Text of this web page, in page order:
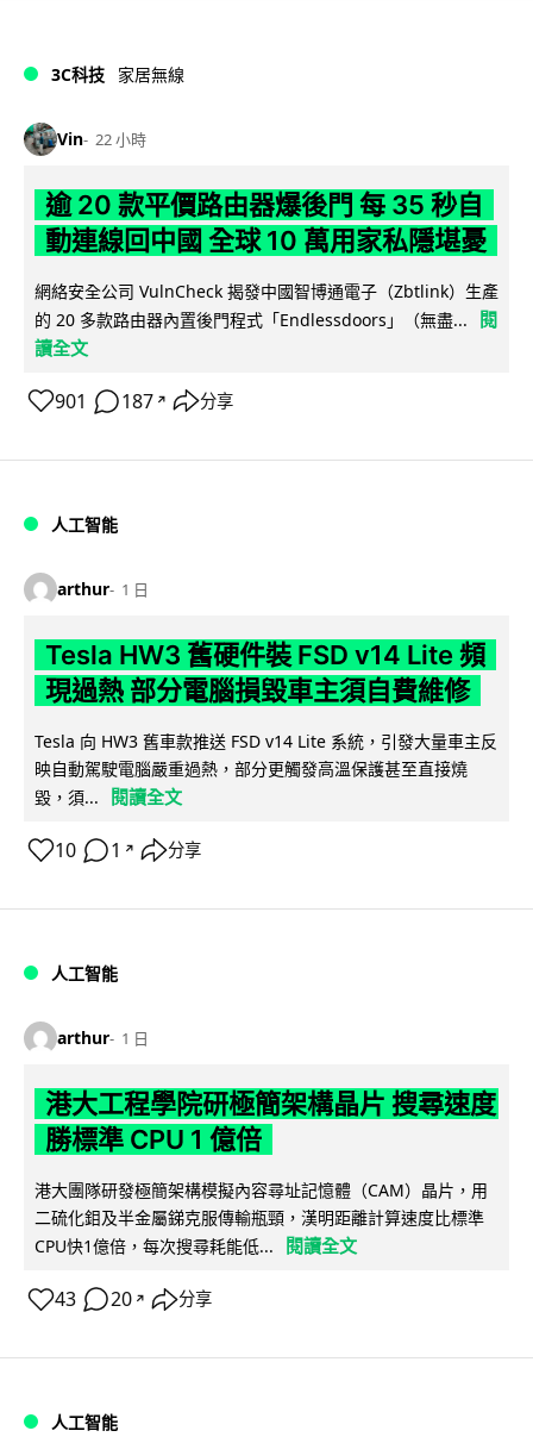
3C科技 家居無線
Vin 22 小時
逾 20 款平價路由器爆後門 每 35 秒自
動連線回中國 全球 10 萬用家私隱堪憂
網絡安全公司 VulnCheck 揭發中國智博通電子（Zbtlink）生產
的 20 多款路由器內置後門程式「Endlessdoors」（無盡...
閱
讀全文
901 187 ↗ 分享
人工智能
arthur 1 日
Tesla HW3 舊硬件裝 FSD v14 Lite 頻
現過熱 部分電腦損毀車主須自費維修
Tesla 向 HW3 舊車款推送 FSD v14 Lite 系統，引發大量車主反
映自動駕駛電腦嚴重過熱，部分更觸發高溫保護甚至直接燒
毀，須...
閱讀全文
10 1 ↗ 分享
人工智能
arthur 1 日
港大工程學院研極簡架構晶片 搜尋速度
勝標準 CPU 1 億倍
港大團隊研發極簡架構模擬內容尋址記憶體（CAM）晶片，用
二硫化鉬及半金屬銻克服傳輸瓶頸，漢明距離計算速度比標準
CPU快1億倍，每次搜尋耗能低...
閱讀全文
43 20 ↗ 分享
人工智能